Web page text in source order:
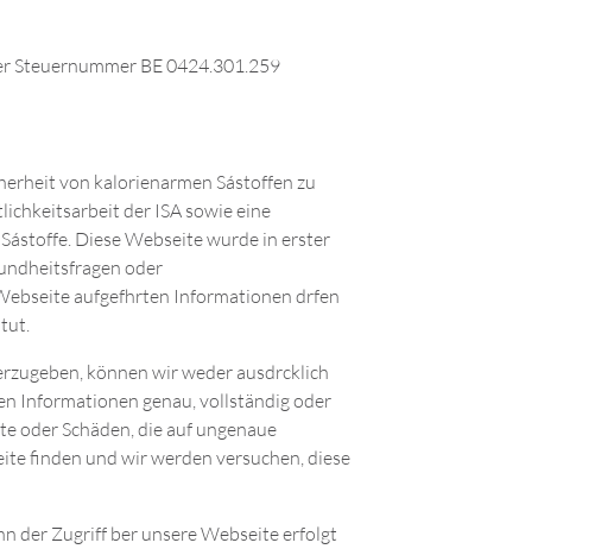
Steuernummer BE 0424.301.259
von kalorienarmen Sástoffen zu
der ISA sowie eine
Diese Webseite wurde in erster
oder
aufgefhrten Informationen drfen
tut.
können wir weder ausdrcklich
Informationen genau, vollständig oder
oder Schäden, die auf ungenaue
finden und wir werden versuchen, diese
der Zugriff ber unsere Webseite erfolgt